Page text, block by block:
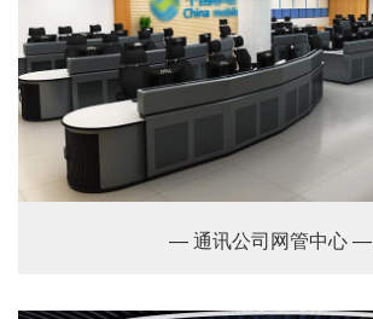
— 通讯公司网管中心 —